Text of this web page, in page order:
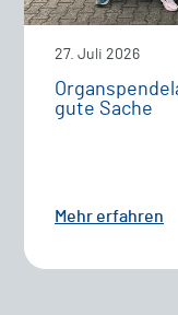
27. Juli 2026
gute Sache
Mehr erfahren